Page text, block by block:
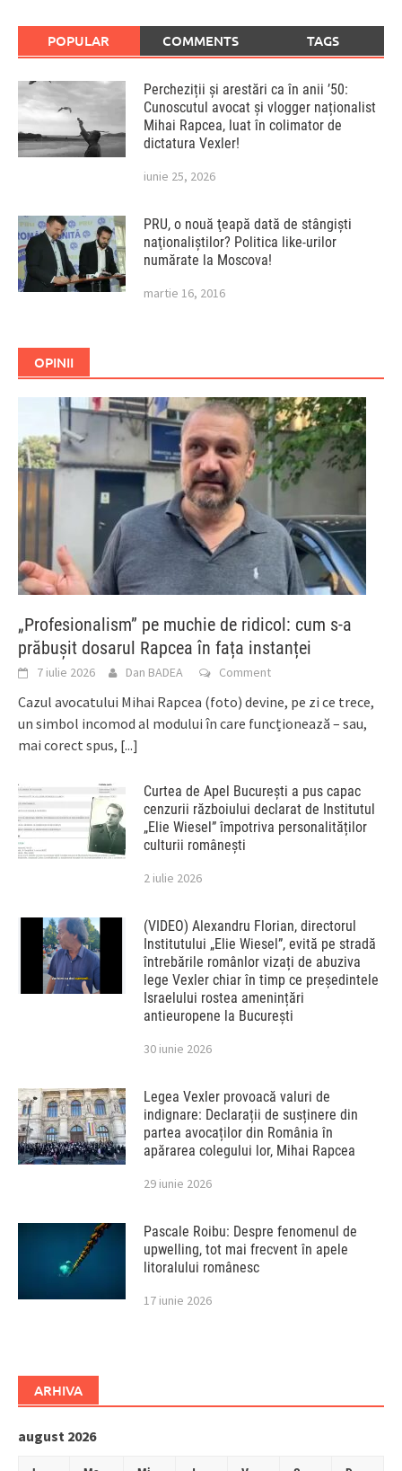
POPULAR COMMENTS TAGS
Percheziții și arestări ca în anii ’50:
Cunoscutul avocat și vlogger naționalist
Mihai Rapcea, luat în colimator de
dictatura Vexler!
iunie 25, 2026
PRU, o nouă ţeapă dată de stângişti
naţionaliştilor? Politica like-urilor
numărate la Moscova!
martie 16, 2016
OPINII
„Profesionalism” pe muchie de ridicol: cum s-a
prăbușit dosarul Rapcea în fața instanței
7 iulie 2026 Dan BADEA Comment
Cazul avocatului Mihai Rapcea (foto) devine, pe zi ce trece,
un simbol incomod al modului în care funcționează – sau,
mai corect spus, [...]
Curtea de Apel București a pus capac
cenzurii războiului declarat de Institutul
„Elie Wiesel” împotriva personalităților
culturii românești
2 iulie 2026
(VIDEO) Alexandru Florian, directorul
Institutului „Elie Wiesel”, evită pe stradă
întrebările românlor vizați de abuziva
lege Vexler chiar în timp ce președintele
Israelului rostea amenințări
antieuropene la București
30 iunie 2026
Legea Vexler provoacă valuri de
indignare: Declarații de susținere din
partea avocaților din România în
apărarea colegului lor, Mihai Rapcea
29 iunie 2026
Pascale Roibu: Despre fenomenul de
upwelling, tot mai frecvent în apele
litoralului românesc
17 iunie 2026
ARHIVA
august 2026